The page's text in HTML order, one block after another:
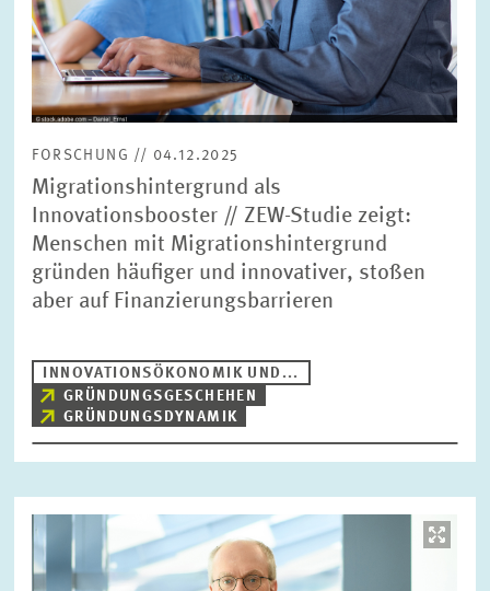
FORSCHUNG // 04.12.2025
Migrationshintergrund als
Innovationsbooster // ZEW-Studie zeigt:
Menschen mit Migrationshintergrund
gründen häufiger und innovativer, stoßen
aber auf Finanzierungsbarrieren
INNOVATIONSÖKONOMIK UND...
GRÜNDUNGSGESCHEHEN
GRÜNDUNGSDYNAMIK
in
vergrößerter